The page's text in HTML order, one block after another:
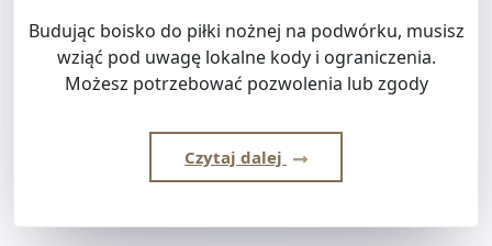
Budując boisko do piłki nożnej na podwórku, musisz
wziąć pod uwagę lokalne kody i ograniczenia.
Możesz potrzebować pozwolenia lub zgody
Czytaj dalej